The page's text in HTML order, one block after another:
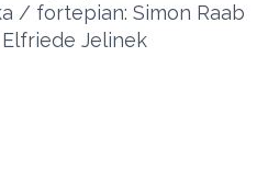
/ fortepian: Simon Raab
Elfriede Jelinek